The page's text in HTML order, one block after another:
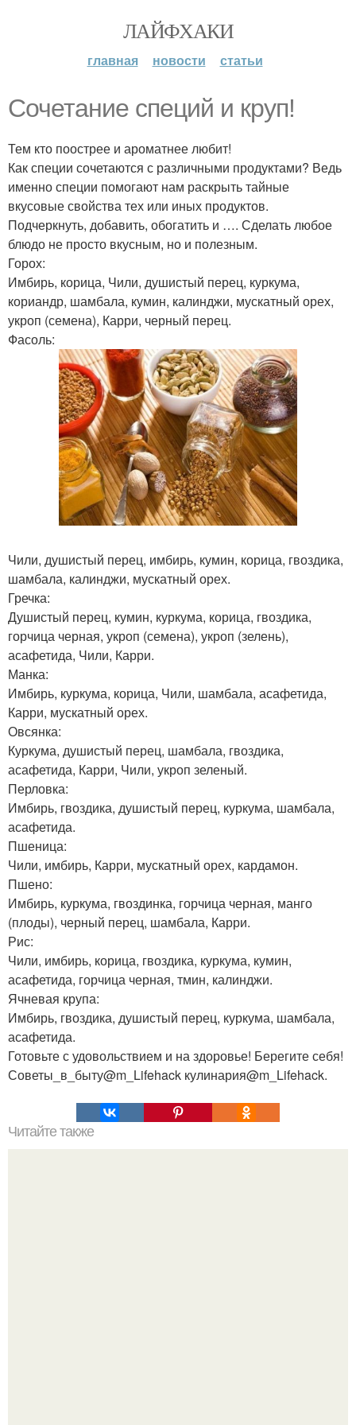
ЛАЙФХАКИ
главная новости статьи
Сочетание специй и круп!
Тем кто поострее и ароматнее любит!
Как специи сочетаются с различными продуктами? Ведь
именно специи помогают нам раскрыть тайные
вкусовые свойства тех или иных продуктов.
Подчеркнуть, добавить, обогатить и …. Сделать любое
блюдо не просто вкусным, но и полезным.
Горох:
Имбирь, корица, Чили, душистый перец, куркума,
кориандр, шамбала, кумин, калинджи, мускатный орех,
укроп (семена), Карри, черный перец.
Фасоль:
Чили, душистый перец, имбирь, кумин, корица, гвоздика,
шамбала, калинджи, мускатный орех.
Гречка:
Душистый перец, кумин, куркума, корица, гвоздика,
горчица черная, укроп (семена), укроп (зелень),
асафетида, Чили, Карри.
Манка:
Имбирь, куркума, корица, Чили, шамбала, асафетида,
Карри, мускатный орех.
Овсянка:
Куркума, душистый перец, шамбала, гвоздика,
асафетида, Карри, Чили, укроп зеленый.
Перловка:
Имбирь, гвоздика, душистый перец, куркума, шамбала,
асафетида.
Пшеница:
Чили, имбирь, Карри, мускатный орех, кардамон.
Пшено:
Имбирь, куркума, гвоздинка, горчица черная, манго
(плоды), черный перец, шамбала, Карри.
Рис:
Чили, имбирь, корица, гвоздика, куркума, кумин,
асафетида, горчица черная, тмин, калинджи.
Ячневая крупа:
Имбирь, гвоздика, душистый перец, куркума, шамбала,
асафетида.
Готовьте с удовольствием и на здоровье! Берегите себя!
Советы_в_быту@m_Lifehack кулинария@m_Lifehack.
Читайте также